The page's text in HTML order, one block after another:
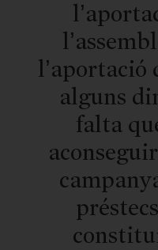
l’aportació
alguns
falta